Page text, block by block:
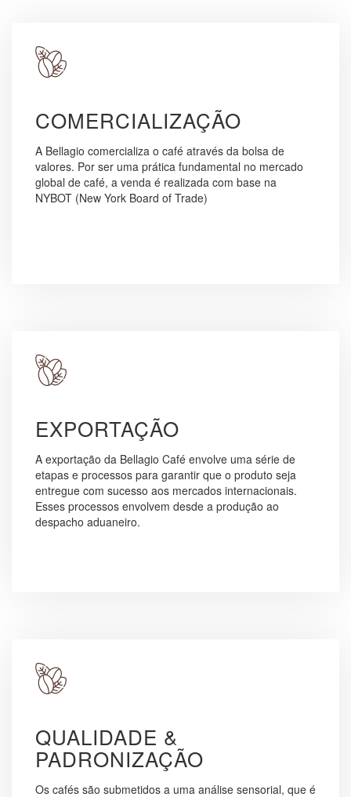
COMERCIALIZAÇÃO
A Bellagio comercializa o café através da bolsa de
valores. Por ser uma prática fundamental no mercado
global de café, a venda é realizada com base na
NYBOT (New York Board of Trade)
EXPORTAÇÃO
A exportação da Bellagio Café envolve uma série de
etapas e processos para garantir que o produto seja
entregue com sucesso aos mercados internacionais.
Esses processos envolvem desde a produção ao
despacho aduaneiro.
QUALIDADE &
PADRONIZAÇÃO
Os cafés são submetidos a uma análise sensorial, que é